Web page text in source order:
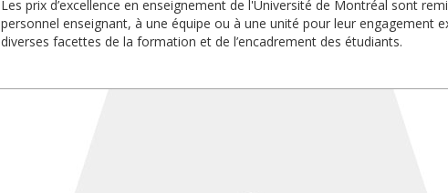
Les prix d’excellence en enseignement de l'Université de Montréal sont
personnel enseignant, à une équipe ou à une unité pour leur engagement
diverses facettes de la formation et de l’encadrement des étudiants.